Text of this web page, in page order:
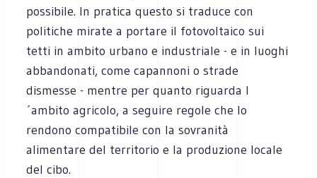
possibile. In pratica questo si traduce con
politiche mirate a portare il fotovoltaico sui
tetti in ambito urbano e industriale - e in luoghi
abbandonati, come capannoni o strade
dismesse - mentre per quanto riguarda l
´ambito agricolo, a seguire regole che lo
rendono compatibile con la sovranità
alimentare del territorio e la produzione locale
del cibo.